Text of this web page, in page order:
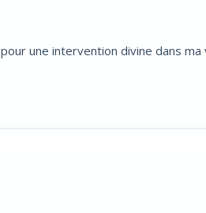
une intervention divine dans